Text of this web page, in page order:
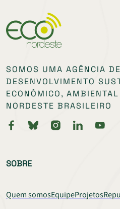
SOMOS UMA AGÊNCIA
DESENVOLVIMENTO
ECONÔMICO,
NORDESTE BRASILEIRO
SOBRE
Quem somosEquipeProjetos